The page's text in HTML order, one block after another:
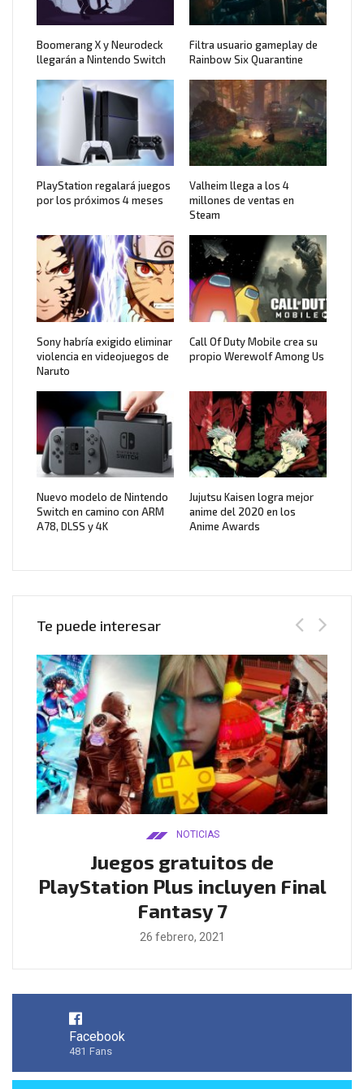
Boomerang X y Neurodeck
llegarán a Nintendo Switch
Filtra usuario gameplay de
Rainbow Six Quarantine
PlayStation regalará juegos
por los próximos 4 meses
Valheim llega a los 4
millones de ventas en
Steam
Sony habría exigido eliminar
violencia en videojuegos de
Naruto
Call Of Duty Mobile crea su
propio Werewolf Among Us
Nuevo modelo de Nintendo
Switch en camino con ARM
A78, DLSS y 4K
Jujutsu Kaisen logra mejor
anime del 2020 en los
Anime Awards
Te puede interesar
NOTICIAS
Juegos gratuitos de
PlayStation Plus incluyen Final
Fantasy 7
26 febrero, 2021
Facebook
481 Fans